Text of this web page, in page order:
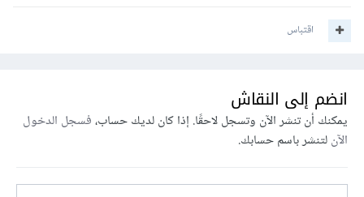
اقتباس
انضم إلى النقاش
يمكنك أن تنشر الآن وتسجل لاحقًا. إذا كان لديك حساب،فسجل الدخول
الآنلتنشر باسم حسابك.